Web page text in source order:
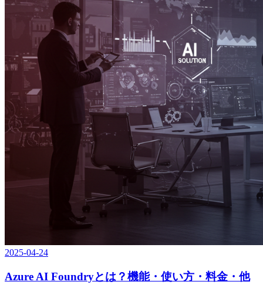
2025-04-24
Azure AI Foundryとは？機能・使い方・料金・他